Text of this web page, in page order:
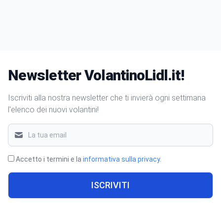
Newsletter VolantinoLidl.it!
Iscriviti alla nostra newsletter che ti invierà ogni settimana
l'elenco dei nuovi volantini!
Accetto i termini e la informativa sulla privacy.
ISCRIVITI